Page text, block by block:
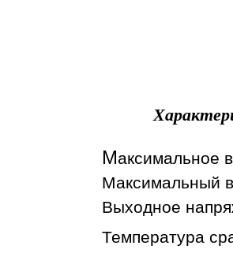
Максимальное
Максимальный
Выходное
Температура